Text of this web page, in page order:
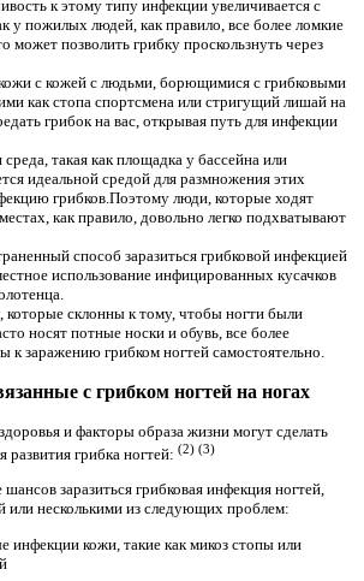
к этому типу инфекции увеличивается с
у пожилых людей, как правило, все более ломкие
может позволить грибку проскользнуть через
с кожей с людьми, борющимися с грибковыми
как стопа спортсмена или стригущий лишай на
грибок на вас, открывая путь для инфекции
среда, такая как площадка у бассейна или
идеальной средой для размножения этих
грибков.Поэтому люди, которые ходят
как правило, довольно легко подхватывают
способ заразиться грибковой инфекцией
использование инфицированных кусачков
которые склонны к тому, чтобы ногти были
носят потные носки и обувь, все более
к заражению грибком ногтей самостоятельно.
с грибком ногтей на ногах
и факторы образа жизни могут сделать
развития грибка ногтей: (2) (3)
заразиться грибковая инфекция ногтей,
или несколькими из следующих проблем:
инфекции кожи, такие как микоз стопы или